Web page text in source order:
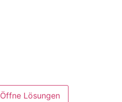
Öffne Lösungen